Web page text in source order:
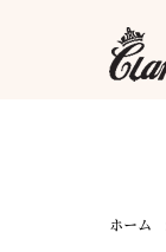
ホーム